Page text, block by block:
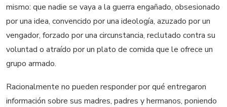
mismo: que nadie se vaya a la guerra engañado, obsesionado
por una idea, convencido por una ideología, azuzado por un
vengador, forzado por una circunstancia, reclutado contra su
voluntad o atraído por un plato de comida que le ofrece un
grupo armado.
Racionalmente no pueden responder por qué entregaron
información sobre sus madres, padres y hermanos, poniendo